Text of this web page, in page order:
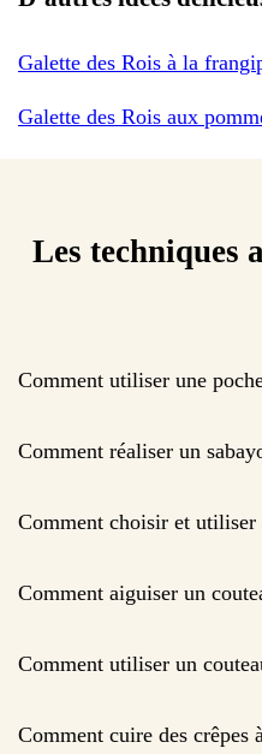
Galette des Rois à la
Galette des Rois aux
Les techniques
Comment utiliser une
Comment réaliser un
Comment choisir et utiliser
Comment aiguiser un
Comment utiliser un
Comment cuire des crêpes